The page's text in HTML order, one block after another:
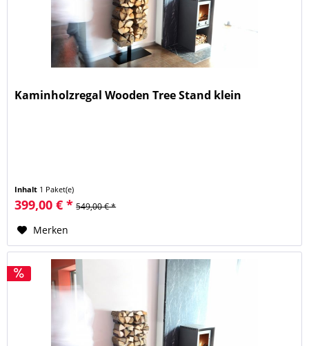
Kaminholzregal Wooden Tree Stand klein
Inhalt 1 Paket(e)
399,00 € * 549,00 € *
Merken